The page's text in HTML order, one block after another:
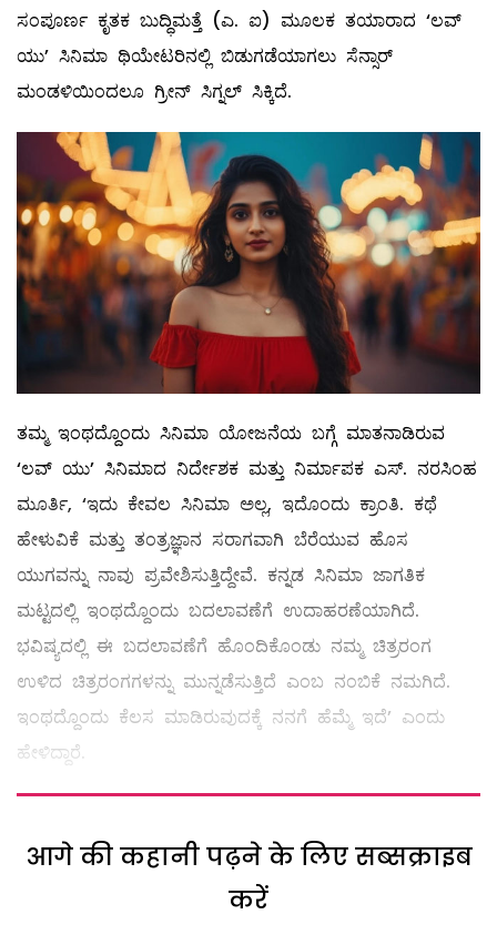
ಸಂಪೂರ್ಣ ಕೃತಕ ಬುದ್ಧಿಮತ್ತೆ (ಎ. ಐ) ಮೂಲಕ ತಯಾರಾದ ‘ಲವ್
ಯು’ ಸಿನಿಮಾ ಥಿಯೇಟರಿನಲ್ಲಿ ಬಿಡುಗಡೆಯಾಗಲು ಸೆನ್ಸಾರ್
ಮಂಡಳಿಯಿಂದಲೂ ಗ್ರೀನ್ ಸಿಗ್ನಲ್ ಸಿಕ್ಕಿದೆ.
ತಮ್ಮ ಇಂಥದ್ದೊಂದು ಸಿನಿಮಾ ಯೋಜನೆಯ ಬಗ್ಗೆ ಮಾತನಾಡಿರುವ
‘ಲವ್ ಯು’ ಸಿನಿಮಾದ ನಿರ್ದೇಶಕ ಮತ್ತು ನಿರ್ಮಾಪಕ ಎಸ್. ನರಸಿಂಹ
ಮೂರ್ತಿ, ‘ಇದು ಕೇವಲ ಸಿನಿಮಾ ಅಲ್ಲ, ಇದೊಂದು ಕ್ರಾಂತಿ. ಕಥೆ
ಹೇಳುವಿಕೆ ಮತ್ತು ತಂತ್ರಜ್ಞಾನ ಸರಾಗವಾಗಿ ಬೆರೆಯುವ ಹೊಸ
ಯುಗವನ್ನು ನಾವು ಪ್ರವೇಶಿಸುತ್ತಿದ್ದೇವೆ. ಕನ್ನಡ ಸಿನಿಮಾ ಜಾಗತಿಕ
ಮಟ್ಟದಲ್ಲಿ ಇಂಥದ್ದೊಂದು ಬದಲಾವಣೆಗೆ ಉದಾಹರಣೆಯಾಗಿದೆ.
ಭವಿಷ್ಯದಲ್ಲಿ ಈ ಬದಲಾವಣೆಗೆ ಹೊಂದಿಕೊಂಡು ನಮ್ಮ ಚಿತ್ರರಂಗ
ಉಳಿದ ಚಿತ್ರರಂಗಗಳನ್ನು ಮುನ್ನಡೆಸುತ್ತಿದೆ ಎಂಬ ನಂಬಿಕೆ ನಮಗಿದೆ.
ಇಂಥದ್ದೊಂದು ಕೆಲಸ ಮಾಡಿರುವುದಕ್ಕೆ ನನಗೆ ಹೆಮ್ಮೆ ಇದೆ’ ಎಂದು
ಹೇಳಿದ್ದಾರೆ.
आगे की कहानी पढ़ने के लिए सब्सक्राइब
करें